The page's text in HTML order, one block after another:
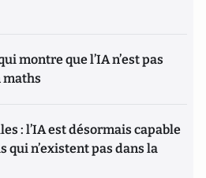
montre que l’IA n’est pas
maths
: l’IA est désormais capable
qui n’existent pas dans la